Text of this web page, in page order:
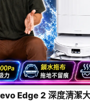
Edge 2 深度清潔